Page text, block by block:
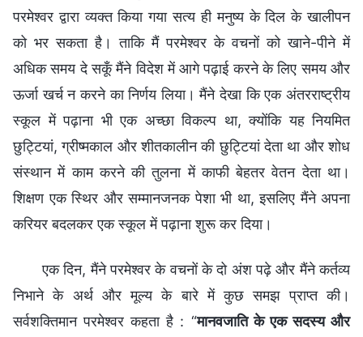
परमेश्वर द्वारा व्यक्त किया गया सत्य ही मनुष्य के दिल के खालीपन
को भर सकता है। ताकि मैं परमेश्वर के वचनों को खाने-पीने में
अधिक समय दे सकूँ मैंने विदेश में आगे पढ़ाई करने के लिए समय और
ऊर्जा खर्च न करने का निर्णय लिया। मैंने देखा कि एक अंतरराष्ट्रीय
स्कूल में पढ़ाना भी एक अच्छा विकल्प था, क्योंकि यह नियमित
छुट्टियां, ग्रीष्मकाल और शीतकालीन की छुट्टियां देता था और शोध
संस्थान में काम करने की तुलना में काफी बेहतर वेतन देता था।
शिक्षण एक स्थिर और सम्मानजनक पेशा भी था, इसलिए मैंने अपना
करियर बदलकर एक स्कूल में पढ़ाना शुरू कर दिया।
एक दिन, मैंने परमेश्वर के वचनों के दो अंश पढ़े और मैंने कर्तव्य
निभाने के अर्थ और मूल्य के बारे में कुछ समझ प्राप्त की।
सर्वशक्तिमान परमेश्वर कहता है : “मानवजाति के एक सदस्य और